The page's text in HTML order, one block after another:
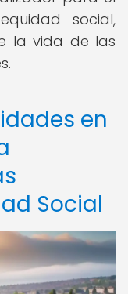
social,
la vida de las
en
Social